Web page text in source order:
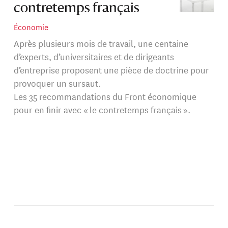
contretemps français
Économie
Après plusieurs mois de travail, une centaine
d’experts, d’universitaires et de dirigeants
d’entreprise proposent une pièce de doctrine pour
provoquer un sursaut.
Les 35 recommandations du Front économique
pour en finir avec « le contretemps français ».